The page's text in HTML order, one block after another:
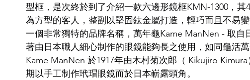
OG X OLIVER GOLDSMITH LUNOR 杉本圭
EFFECTOR
型框，是次終於到了介紹一款六邊形鏡框KMN-1300，
為方型的客人，整副以堅固鈦金屬打造，輕巧而且不易變
一個非常獨特的品牌名稱，萬年龜Kame ManNen - 取
著由日本職人細心制作的眼鏡能夠長之使用，如同龜活萬
Kame ManNen 於1917年由木村菊次郎（ Kikujiro
期以手工制作玳瑁眼鏡而於日本嶄露頭角。